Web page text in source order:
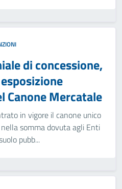
di concessione,
Canone Mercatale
in vigore il canone unico
somma dovuta agli Enti
pubb...